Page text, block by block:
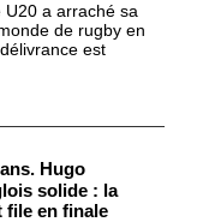
U20 a arraché sa
de rugby en
est
Hugo
solide : la
file en finale